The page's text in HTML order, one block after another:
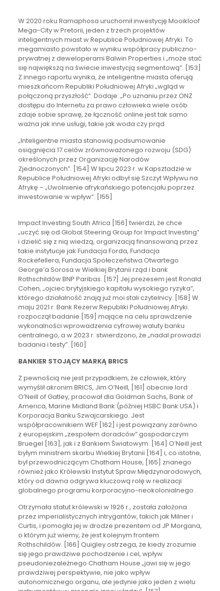
W 2020 roku Ramaphosa uruchomił inwestycję Mooikloof
Mega-City w Pretorii, jeden z trzech projektów
inteligentnych miast w Republice Południowej Afryki. To
megamiasto powstało w wyniku współpracy publiczno-
prywatnej z deweloperami Balwin Properties i „może stać
się największą na świecie inwestycją segmentową”. [153]
Z innego raportu wynika, że inteligentne miasta oferują
mieszkańcom Republiki Południowej Afryki „wgląd w
połączoną przyszłość”. Dodaje: „Po uznaniu przez ONZ
dostępu do Internetu za prawo człowieka wiele osób
zdaje sobie sprawę, że łączność online jest tak samo
ważna jak inne usługi, takie jak woda czy prąd.
„Inteligentne miasta stanowią podsumowanie
osiągnięcia 17 celów zrównoważonego rozwoju (SDG)
określonych przez Organizację Narodów
Zjednoczonych”. [154] W lipcu 2023 r. w Kapsztadzie w
Republice Południowej Afryki odbył się Szczyt Wpływu na
Afrykę – „Uwolnienie afrykańskiego potencjału poprzez
inwestowanie w wpływ”. [155]
Impact Investing South Africa [156] twierdzi, że chce
„uczyć się od Global Steering Group for Impact Investing”
i dzielić się z nią wiedzą, organizacją finansowaną przez
takie instytucje jak Fundacja Forda, Fundacja
Rockefellera, Fundacja Społeczeństwa Otwartego
George’a Sorosa w Wielkiej Brytanii rząd i bank
Rothschildów BNP Paribas. [157] Jej prezesem jest Ronald
Cohen, „ojciec brytyjskiego kapitału wysokiego ryzyka”,
którego działalność znają już moi stali czytelnicy. [158] W
maju 2021 r. Bank Rezerw Republiki Południowej Afryki
rozpoczął badanie [159] mające na celu sprawdzenie
wykonalności wprowadzenia cyfrowej waluty banku
centralnego, a w 2023 r. stwierdzono, że „nadal prowadzi
badania i testy”. [160]
BANKIER STOJĄCY MARKĄ BRICS
Z pewnością nie jest przypadkiem, że człowiek, który
wymyślił akronim BRICS, Jim O’Neill, [161] obecnie lord
O’Neill of Gatley, pracował dla Goldman Sachs, Bank of
America, Marine Midland Bank (później HSBC Bank USA) i
Korporacja Banku Szwajcarskiego. Jest
współpracownikiem WEF [162] i jest powiązany zarówno
z europejskim „zespołem doradców” gospodarczym
Bruegel [163], jak i z Bankiem Światowym. [164] O’Neill jest
byłym ministrem skarbu Wielkiej Brytanii [164] i, co istotne,
był przewodniczącym Chatham House, [165] znanego
również jako Królewski Instytut Spraw Międzynarodowych,
który od dawna odgrywa kluczową rolę w realizacji
globalnego programu korporacyjno-neokolonialnego .
Otrzymała statut królewski w 1926 r., została założona
przez imperialistycznych intrygantów, takich jak Milner i
Curtis, i pomogła jej w drodze prezentem od JP Morgana,
o którym już wiemy, że jest kolejnym frontem
Rothschildów. [166] Quigley ostrzega, że kiedy zrozumie
się jego prawdziwe pochodzenie i cel, wpływ
pseudoniezależnego Chatham House „jawi się w jego
prawdziwej perspektywie, nie jako wpływ
autonomicznego organu, ale jedynie jako jeden z wielu